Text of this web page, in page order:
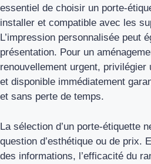
essentiel de choisir un porte-
installer et compatible avec les
L’impression personnalisée peut
présentation. Pour un
renouvellement urgent,
et disponible immédiatement
et sans perte de temps.
La sélection d’un porte-étiquette
question d’esthétique ou de prix.
des informations, l’efficacité du